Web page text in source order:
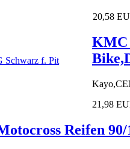
20,58
KMC
21,98
Reifen